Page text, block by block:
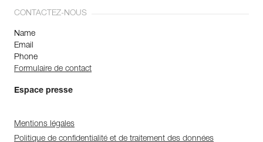
CONTACTEZ-NOUS
Name
Email
Phone
Formulaire de contact
Espace presse
Mentions légales
Politique de confidentialité et de traitement des données